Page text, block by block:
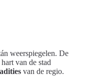
weerspiegelen. De
van de stad
van de regio.